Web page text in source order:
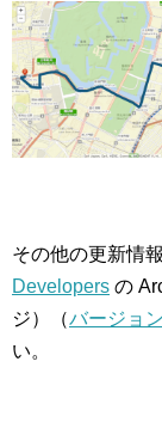
その他の更新情
Developers の
ジ）（バージョ
い。